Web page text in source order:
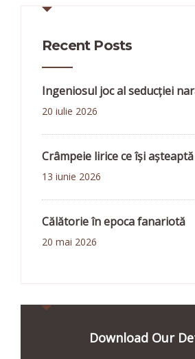
Recent Posts
Ingeniosul joc al seducției
20 iulie 2026
Crâmpeie lirice ce își
13 iunie 2026
Călătorie în epoca fanariotă
20 mai 2026
Download Our